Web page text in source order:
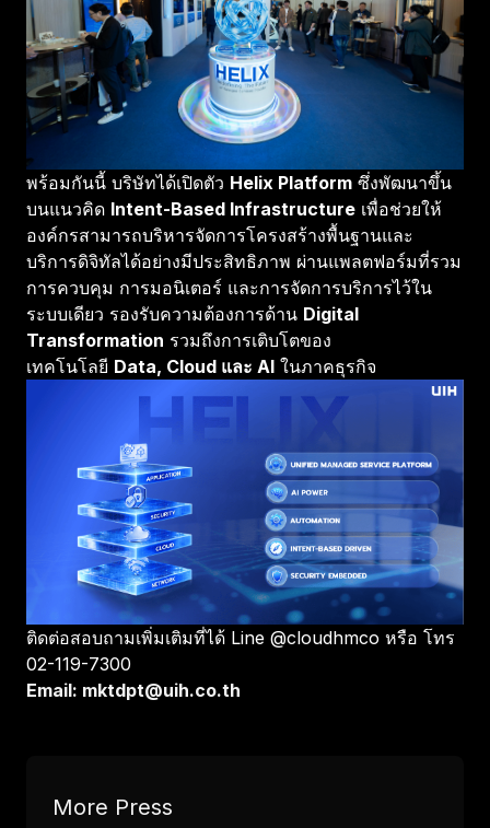
พร้อมกันนี้ บริษัทได้เปิดตัว Helix Platform ซึ่งพัฒนาขึ้น
บนแนวคิด Intent-Based Infrastructure เพื่อช่วยให้
องค์กรสามารถบริหารจัดการโครงสร้างพื้นฐานและ
บริการดิจิทัลได้อย่างมีประสิทธิภาพ ผ่านแพลตฟอร์มที่รวม
การควบคุม การมอนิเตอร์ และการจัดการบริการไว้ใน
ระบบเดียว รองรับความต้องการด้าน Digital
Transformation รวมถึงการเติบโตของ
เทคโนโลยี Data, Cloud และ AI ในภาคธุรกิจ
ติดต่อสอบถามเพิ่มเติมที่ได้ Line @cloudhmco หรือ โทร
02-119-7300
Email: mktdpt@uih.co.th
More Press